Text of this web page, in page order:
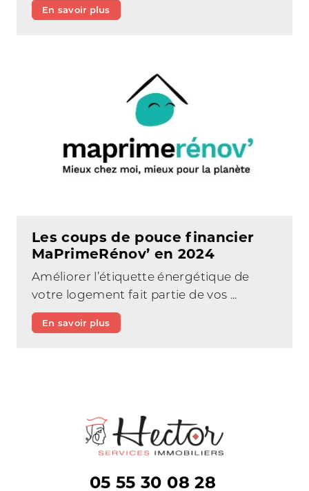
En savoir plus
Les coups de pouce financier
MaPrimeRénov’ en 2024
Améliorer l’étiquette énergétique de
votre logement fait partie de vos ...
En savoir plus
05 55 30 08 28